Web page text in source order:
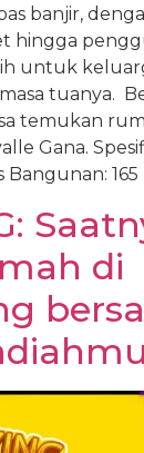
banjir,
hingga
untuk
tuanya.
temukan
Gana.
Bangunan: 165
di